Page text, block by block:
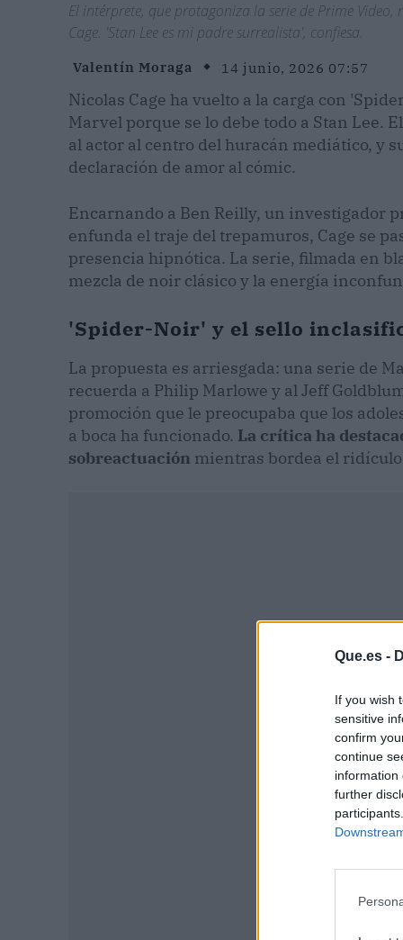
Que.es -
If you wish
sensitive
confirm
continue
information
further
El intérprete, que protagoniza la serie de Prime
Cage. 'Stan Lee es mi padre surrealista', confiesa.
Valentín Moraga 14 junio, 2026 07:57
Nicolas Cage ha vuelto a la carga con
Marvel porque se lo debe todo a Stan Lee.
al actor al centro del huracán mediático, y
declaración de amor al cómic.
Encarnando a Ben Reilly, un investigador
enfunda el traje del trepamuros, Cage se
presencia hipnótica. La serie, filmada en
mezcla de noir clásico y la energía
'Spider-Noir' y el sello
La propuesta es arriesgada: una serie de
recuerda a Philip Marlowe y al Jeff
promoción que le preocupaba que los
a boca ha funcionado. La crítica ha
sobreactuación mientras bordea el